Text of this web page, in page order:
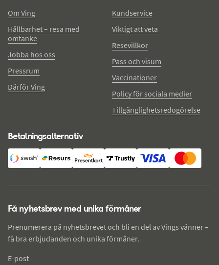
Om Ving
Hållbarhet – resa med
omtanke
Jobba hos oss
Pressrum
Därför Ving
Kundservice
Viktigt att veta
Resevillkor
Pass och visum
Vaccinationer
Policy för sociala medier
Tillgänglighetsredogörelse
Betalningsalternativ
Få nyhetsbrev med unika förmåner
Prenumerera på nyhetsbrevet och bli en del av Vings vänner –
få bra erbjudanden och unika förmåner.
E-post